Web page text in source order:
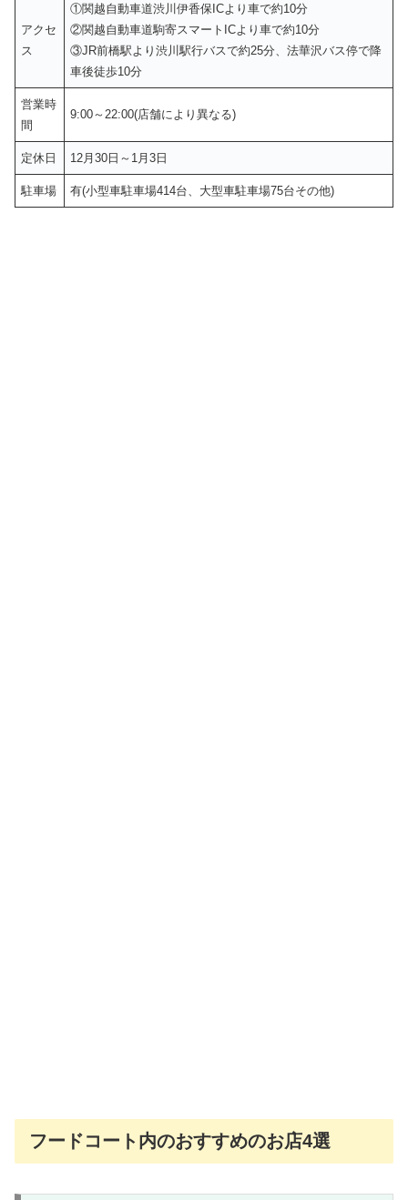
アクセ
ス
①関越自動車道渋川伊香保ICより車で約10分
②関越自動車道駒寄スマートICより車で約10分
③JR前橋駅より渋川駅行バスで約25分、法華沢バス停で降
車後徒歩10分
営業時
間
9:00～22:00(店舗により異なる)
定休日 12月30日～1月3日
駐車場 有(小型車駐車場414台、大型車駐車場75台その他)
フードコート内のおすすめのお店4選